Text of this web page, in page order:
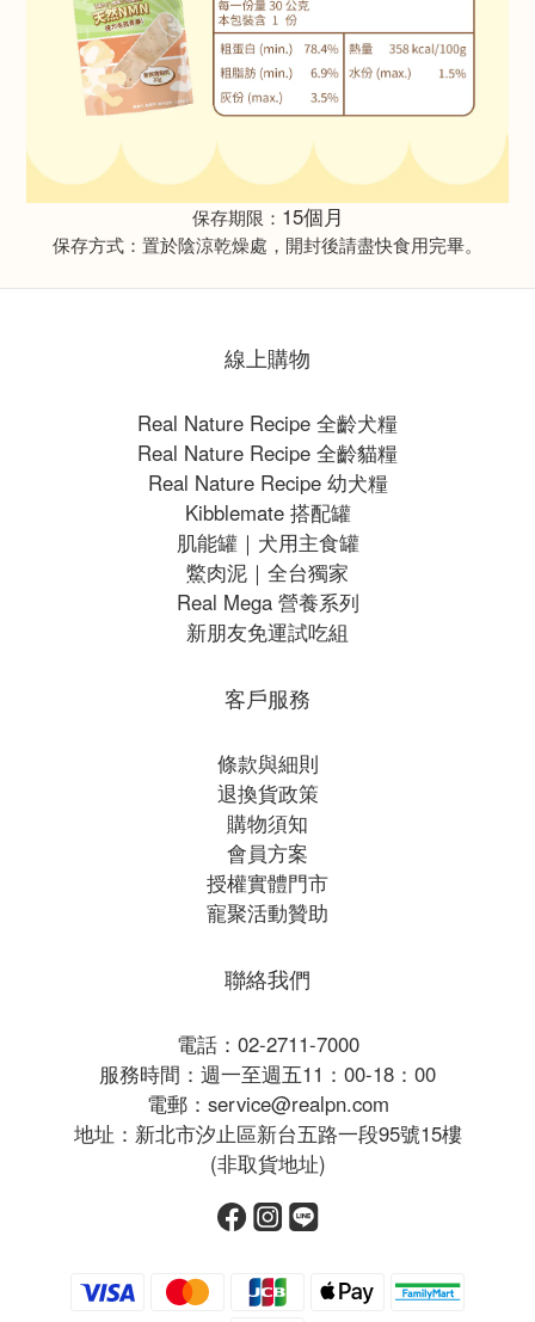
保存期限： 15個月
保存方式：置於陰涼乾燥處，開封後請盡快食用完畢。
線上購物
Real Nature Recipe 全齡犬糧
Real Nature Recipe 全齡貓糧
Real Nature Recipe 幼犬糧
Kibblemate 搭配罐
肌能罐｜犬用主食罐
鱉肉泥｜全台獨家
Real Mega 營養系列
新朋友免運試吃組
客戶服務
條款與細則
退換貨政策
購物須知
會員方案
授權實體門市
寵聚活動贊助
聯絡我們
電話：02-2711-7000
服務時間：週一至週五11：00-18：00
電郵：service@realpn.com
地址：新北市汐止區新台五路一段95號15樓
(非取貨地址)